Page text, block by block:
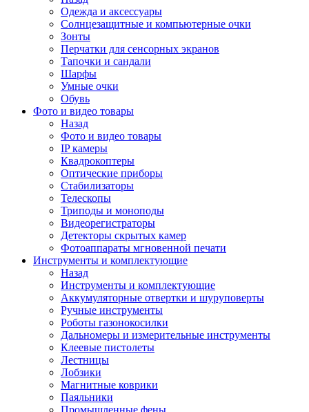
Одежда и аксессуары
Солнцезащитные и компьютерные очки
Зонты
Перчатки для сенсорных экранов
Тапочки и сандали
Шарфы
Умные очки
Обувь
Фото и видео товары
Назад
Фото и видео товары
IP камеры
Квадрокоптеры
Оптические приборы
Стабилизаторы
Телескопы
Триподы и моноподы
Видеорегистраторы
Детекторы скрытых камер
Фотоаппараты мгновенной печати
Инструменты и комплектующие
Назад
Инструменты и комплектующие
Аккумуляторные отвертки и шуруповерты
Ручные инструменты
Роботы газонокосилки
Дальномеры и измерительные инструменты
Клеевые пистолеты
Лестницы
Лобзики
Магнитные коврики
Паяльники
Промышленные фены